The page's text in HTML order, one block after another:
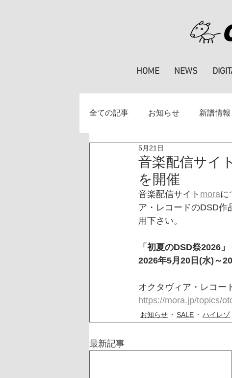
HOME NEWS
全ての記事 お知らせ 新譜情報
掲載情報 楽譜
音楽配信サイ
を開催
5月21日
音楽配信サイト moraに
ア・レコードのDSD作
用下さい。
「初夏のDSD祭2026」
2026年5月20日(水)～
オクタヴィア・レコー
https://mora.jp/topics/
お知らせ SALE ハイレゾ
最新記事